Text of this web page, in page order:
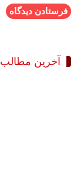
آخرین مطالب